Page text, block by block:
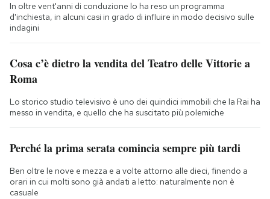
In oltre vent'anni di conduzione lo ha reso un programma
d'inchiesta, in alcuni casi in grado di influire in modo decisivo sulle
indagini
Cosa c’è dietro la vendita del Teatro delle Vittorie a
Roma
Lo storico studio televisivo è uno dei quindici immobili che la Rai ha
messo in vendita, e quello che ha suscitato più polemiche
Perché la prima serata comincia sempre più tardi
Ben oltre le nove e mezza e a volte attorno alle dieci, finendo a
orari in cui molti sono già andati a letto: naturalmente non è
casuale